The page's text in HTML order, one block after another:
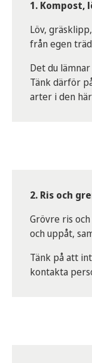
i containern
en ihopknuten
Sortera ut
Matrester
bruna
varmkomst.
1. Kompost,
Löv,
från egen
Det du
Tänk därför
arter i den
2. Ris och
Grövre ris
och uppåt,
Tänk på att
kontakta